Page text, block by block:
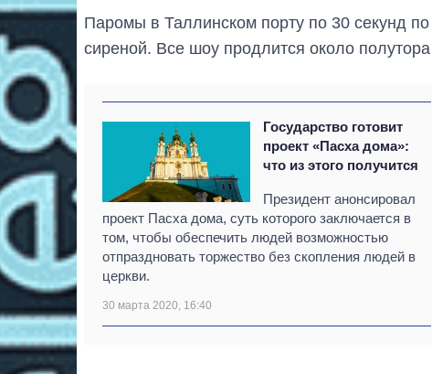
Паромы в Таллинском порту по 30 секунд
сиреной. Все шоу продлится около полутора
Государство готовит
проект «Пасха дома»:
что из этого получится
Президент анонсировал
проект Пасха дома, суть которого заключается в
том, чтобы обеспечить людей возможностью
отпраздновать торжество без скопления людей в
церкви.
30 марта 2020, 16:40